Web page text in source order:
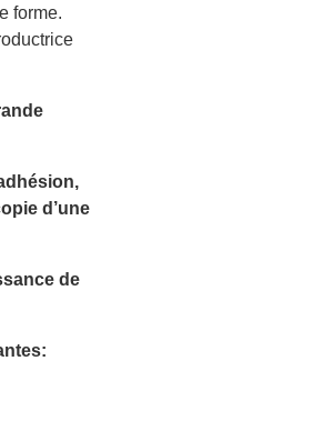
forme.
d’une
de